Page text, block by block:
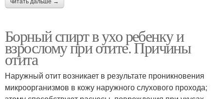
читать дальше →
Борный спирт в ухо ребенку и
взрослому при отите. Причины
отита
Наружный отит возникает в результате проникновения
микроорганизмов в кожу наружного слухового прохода;